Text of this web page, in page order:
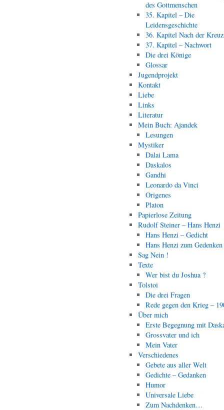
des Gottmenschen
35. Kapitel – Die
Leidensgeschichte
36. Kapitel Nach der
37. Kapitel – Nachwort
Die drei Könige
Glossar
Jugendprojekt
Kontakt
Liebe
Links
Literatur
Mein Buch: Ajandek
Lesungen
Mystiker
Dalai Lama
Daskalos
Gandhi
Leonardo da Vinci
Origenes
Platon
Papierlose Zeitung
Rudolf Steiner – Hans Henzi
Hans Henzi – Gedicht
Hans Henzi zum Gedenken
Sag Nein !
Texte
Wer bist du Joshua ?
Tolstoi
Die drei Fragen
Rede gegen den Krieg –
Über mich
Erste Begegnung mit
Grossvater und ich
Mein Vater
Verschiedenes
Gebete aus aller Welt
Gedichte – Gedanken
Humor
Universale Liebe
Zum Nachdenken…